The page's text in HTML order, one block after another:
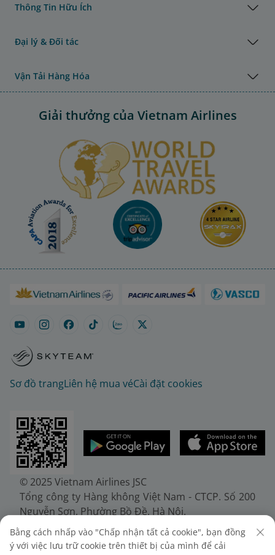
Thông Tin Hữu Ích
Đại lý & Đối tác
Vận Tải Hàng Hóa
Giải thưởng của Vietnam Airlines
Sơ đồ trangLiên hệ mua véCài đặt cookies
© 2025 Vietnam Airlines JSC
Tổng công ty Hàng không Việt Nam - CTCP. Số 200
Nguyễn Sơn, Phường Bồ Đề, Hà Nội.
Điện thoại: (+84-24) 38272289. Fax: (+84-24)
38722375
Bằng cách nhấp vào "Chấp nhận tất cả cookie", bạn đồng
ý với việc lưu trữ cookie trên thiết bị của mình để cải